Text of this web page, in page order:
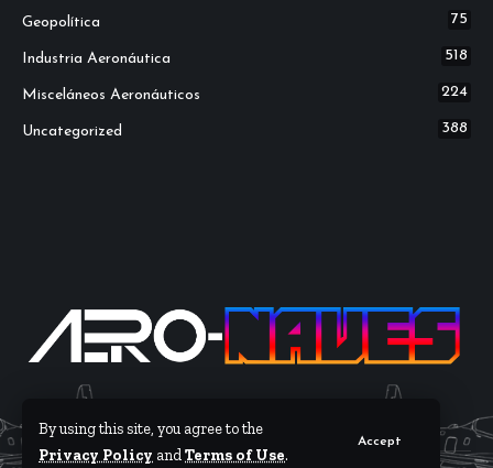
By using this site, you agree to the
Privacy Policy andTerms of Use.
Accept
Geopolítica 75
Industria Aeronáutica 518
Misceláneos Aeronáuticos 224
Uncategorized 388